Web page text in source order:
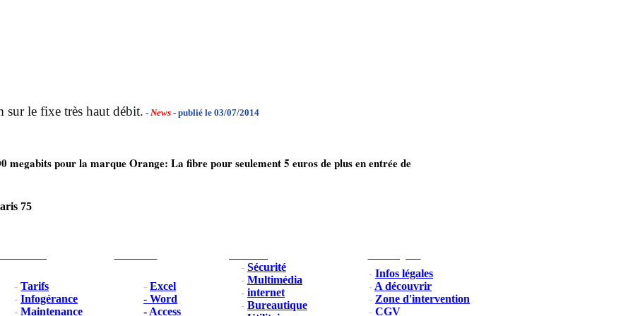
sur le fixe très haut débit. - News - publié le 03/07/2014
megabits pour la marque Orange: La fibre pour seulement 5 euros de plus en entrée de
75
- Tarifs
- Infogérance
- Maintenance
- Excel
- Word
- Access
- Sécurité
- Multimédia
- internet
- Bureautique
- Infos légales
- A découvrir
- Zone d'intervention
- CGV